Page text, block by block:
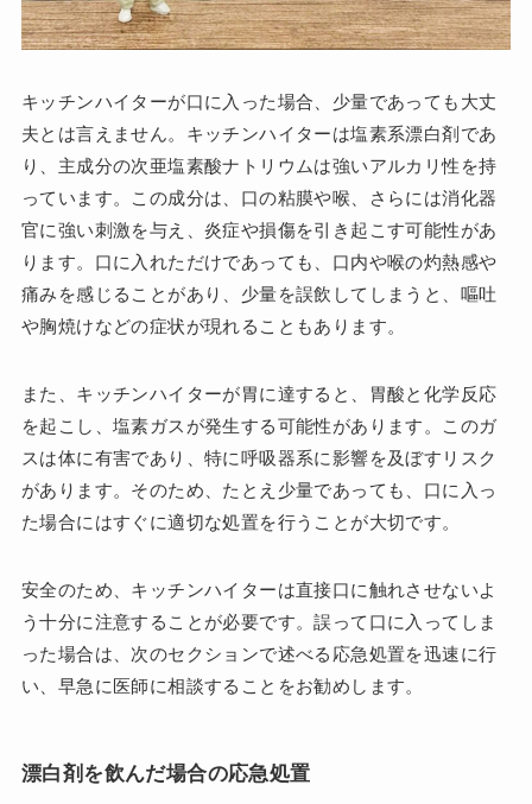
キッチンハイターが口に入った場合、少量であっても大丈
夫とは言えません。キッチンハイターは塩素系漂白剤であ
り、主成分の次亜塩素酸ナトリウムは強いアルカリ性を持
っています。この成分は、口の粘膜や喉、さらには消化器
官に強い刺激を与え、炎症や損傷を引き起こす可能性があ
ります。口に入れただけであっても、口内や喉の灼熱感や
痛みを感じることがあり、少量を誤飲してしまうと、嘔吐
や胸焼けなどの症状が現れることもあります。
また、キッチンハイターが胃に達すると、胃酸と化学反応
を起こし、塩素ガスが発生する可能性があります。このガ
スは体に有害であり、特に呼吸器系に影響を及ぼすリスク
があります。そのため、たとえ少量であっても、口に入っ
た場合にはすぐに適切な処置を行うことが大切です。
安全のため、キッチンハイターは直接口に触れさせないよ
う十分に注意することが必要です。誤って口に入ってしま
った場合は、次のセクションで述べる応急処置を迅速に行
い、早急に医師に相談することをお勧めします。
漂白剤を飲んだ場合の応急処置